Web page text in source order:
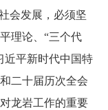
会发展，必须坚
理论、“三个代
近平新时代中国特
二十届历次全会
龙岩工作的重要